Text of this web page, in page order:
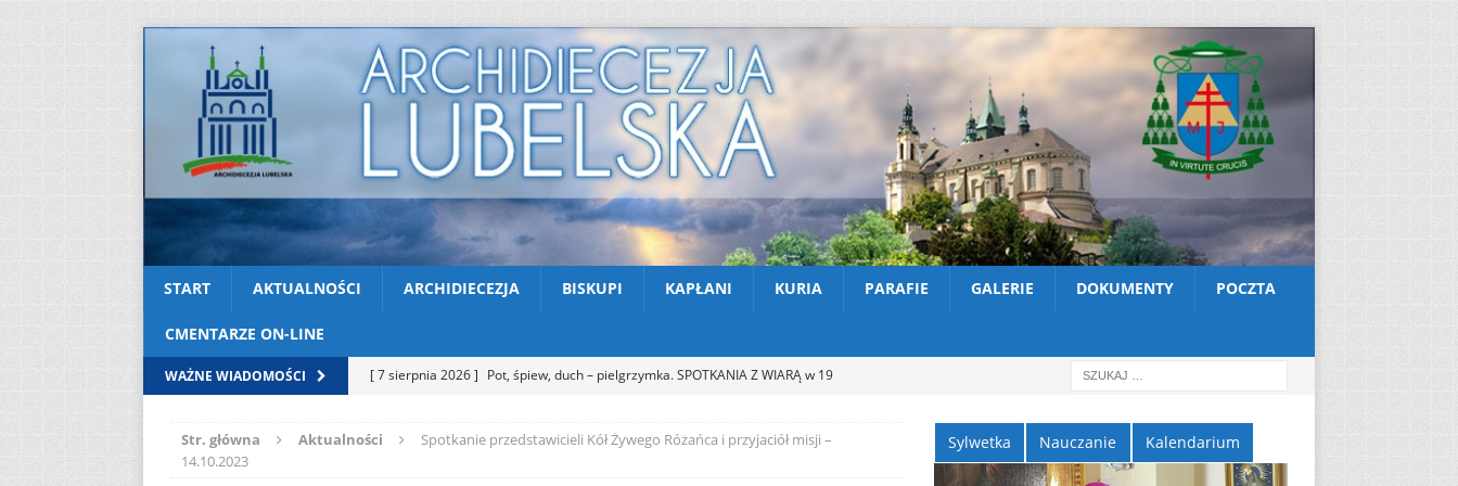
START AKTUALNOŚCI ARCHIDIECEZJA BISKUPI KAPŁANI KURIA PARAFIE GALERIE DOKUMENTY POCZTA
CMENTARZE ON-LINE
WAŻNE WIADOMOŚCI [ 7 sierpnia 2026 ] Pot, śpiew, duch – pielgrzymka. SPOTKANIA Z WIARĄ w 19
[ 6 sierpnia 2026 ] Zmarł ks. Ryszard Sowa
AKTUALNOŚCI
Str. główna Aktualności
Spotkanie przedstawicieli Kół Żywego Różańca i przyjaciół misji –
14.10.2023
Sylwetka Nauczanie Kalendarium